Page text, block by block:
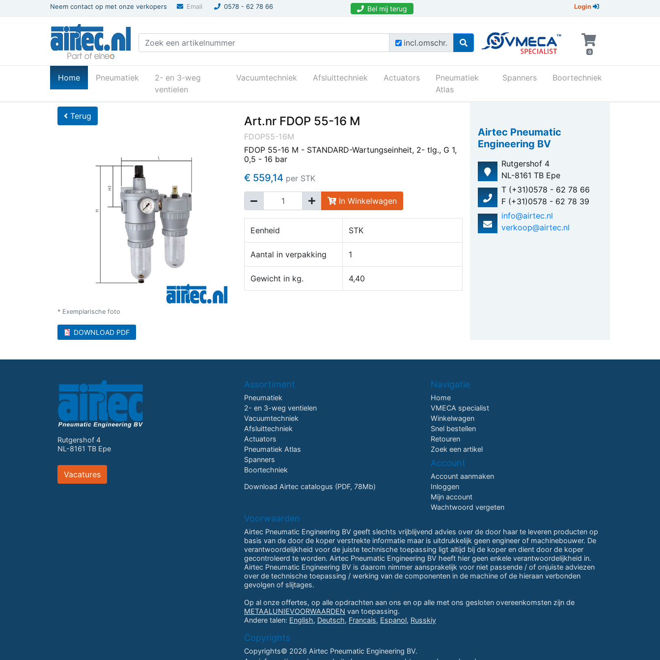
Neem contact op met onze verkopers Email 0578 - 62 78 66 Bel mij terug Login
incl.omschr.
0
Home(current)Pneumatiek
2- en 3-weg
ventielen
Vacuumtechniek Afsluittechniek Actuators
Pneumatiek
Atlas
Spanners Boortechniek
Terug
* Exemplarische foto
DOWNLOAD PDF
Art.nr FDOP 55-16 M
FDOP55-16M
FDOP 55-16 M - STANDARD-Wartungseinheit, 2- tlg., G 1,
0,5 - 16 bar
€ 559,14 per STK
In Winkelwagen
Eenheid STK
Aantal in verpakking 1
Gewicht in kg. 4,40
Airtec Pneumatic
Engineering BV
Rutgershof 4
NL-8161 TB Epe
T (+31)0578 - 62 78 66
F (+31)0578 - 62 78 39
info@airtec.nl
verkoop@airtec.nl
Rutgershof 4
NL-8161 TB Epe
Vacatures
Assortiment
Pneumatiek
2- en 3-weg ventielen
Vacuumtechniek
Afsluittechniek
Actuators
Pneumatiek Atlas
Spanners
Boortechniek
Download Airtec catalogus (PDF, 78Mb)
Navigatie
Home
VMECA specialist
Winkelwagen
Snel bestellen
Retouren
Zoek een artikel
Account
Account aanmaken
Inloggen
Mijn account
Wachtwoord vergeten
Voorwaarden
Airtec Pneumatic Engineering BV geeft slechts vrijblijvend advies over de door haar te leveren producten op
basis van de door de koper verstrekte informatie maar is uitdrukkelijk geen engineer of machinebouwer. De
verantwoordelijkheid voor de juiste technische toepassing ligt altijd bij de koper en dient door de koper
gecontroleerd te worden. Airtec Pneumatic Engineering BV heeft hier geen enkele verantwoordelijkheid in.
Airtec Pneumatic Engineering BV is daarom nimmer aansprakelijk voor niet passende / of onjuiste adviezen
over de technische toepassing / werking van de componenten in de machine of de hieraan verbonden
gevolgen of slijtages.
Op al onze offertes, op alle opdrachten aan ons en op alle met ons gesloten overeenkomsten zijn de
METAALUNIEVOORWAARDEN van toepassing.
Andere talen: English, Deutsch, Francais, Espanol, Russkiy
Copyrights
Copyrights© 2026 Airtec Pneumatic Engineering BV.